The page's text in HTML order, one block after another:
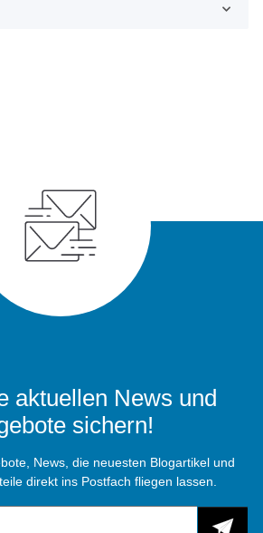
aktuellen News und
sichern!
News, die neuesten Blogartikel und
direkt ins Postfach fliegen lassen.